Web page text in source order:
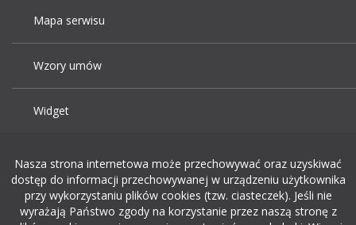
Mapa serwisu
Wzory umów
Widget
Dodaj ogłoszenie o pracę
Nasza strona internetowa może przechowywać oraz uzyskiwać
dostęp do informacji przechowywanej w urządzeniu użytkownika
przy wykorzystaniu plików cookies (tzw. ciasteczek). Jeśli nie
wyrażają Państwo zgody na korzystanie przez naszą stronę z